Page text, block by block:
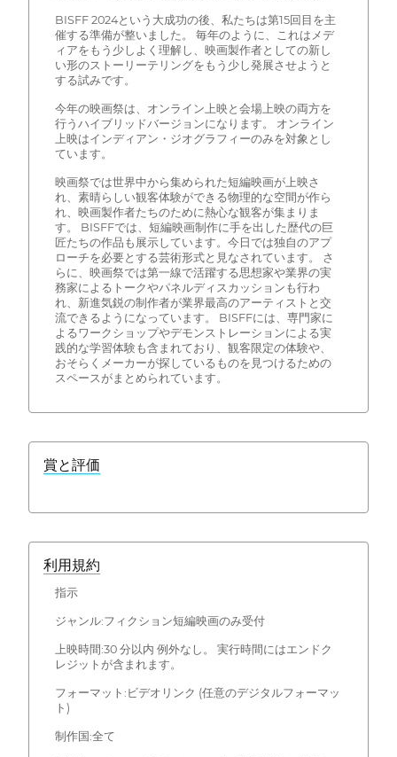
BISFF 2024という大成功の後、私たちは第15回目を主
催する準備が整いました。 毎年のように、これはメデ
ィアをもう少しよく理解し、映画製作者としての新し
い形のストーリーテリングをもう少し発展させようと
する試みです。
今年の映画祭は、オンライン上映と会場上映の両方を
行うハイブリッドバージョンになります。 オンライン
上映はインディアン・ジオグラフィーのみを対象とし
ています。
映画祭では世界中から集められた短編映画が上映さ
れ、素晴らしい観客体験ができる物理的な空間が作ら
れ、映画製作者たちのために熱心な観客が集まりま
す。 BISFFでは、短編映画制作に手を出した歴代の巨
匠たちの作品も展示しています。今日では独自のアプ
ローチを必要とする芸術形式と見なされています。 さ
らに、映画祭では第一線で活躍する思想家や業界の実
務家によるトークやパネルディスカッションも行わ
れ、新進気鋭の制作者が業界最高のアーティストと交
流できるようになっています。 BISFFには、専門家に
よるワークショップやデモンストレーションによる実
践的な学習体験も含まれており、観客限定の体験や、
おそらくメーカーが探しているものを見つけるための
スペースがまとめられています。
賞と評価
利用規約
指示
ジャンル:フィクション短編映画のみ受付
上映時間:30 分以内 例外なし。 実行時間にはエンドク
レジットが含まれます。
フォーマット:ビデオリンク (任意のデジタルフォーマッ
ト)
制作国:全て